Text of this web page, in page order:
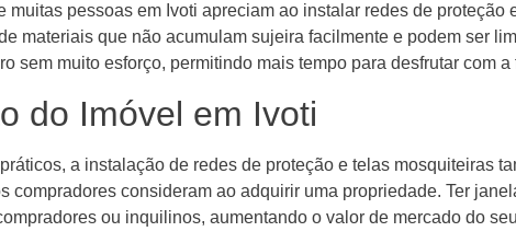
muitas pessoas em Ivoti apreciam ao instalar redes de
materiais que não acumulam sujeira facilmente e podem ser
sem muito esforço, permitindo mais tempo para desfrutar com
do Imóvel em Ivoti
a instalação de redes de proteção e telas mosquiteiras
compradores consideram ao adquirir uma propriedade. Ter
ou inquilinos, aumentando o valor de mercado do